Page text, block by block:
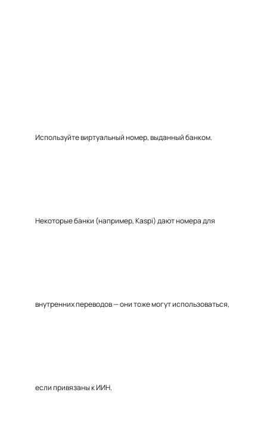
Используйте виртуальный номер, выданный банком.
Некоторые банки (например, Kaspi) дают номера для
внутренних переводов — они тоже могут использоваться,
если привязаны к ИИН.